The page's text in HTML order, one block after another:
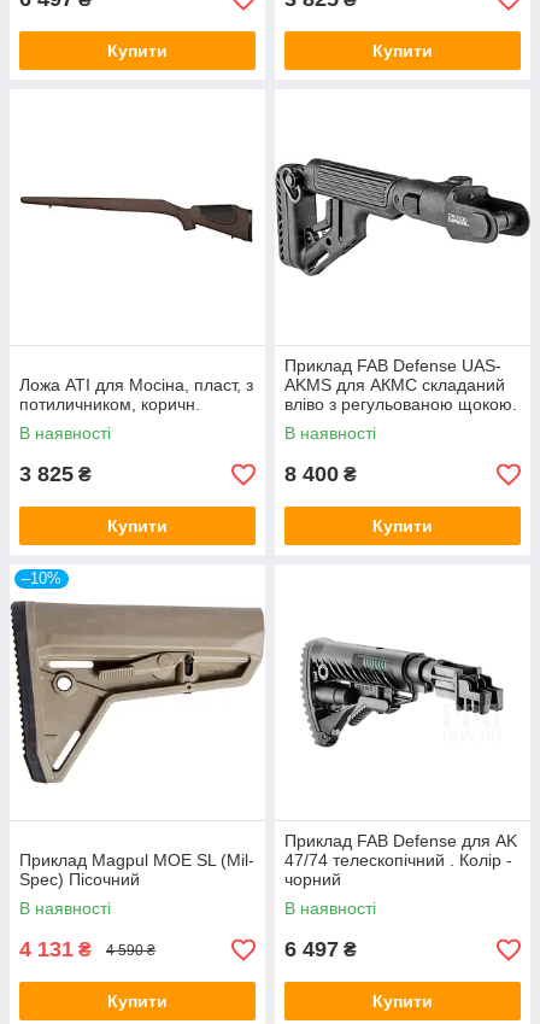
Купити Купити
Ложа ATI для Мосіна, пласт, з
потиличником, коричн.
В наявності
3 825 ₴
Купити
Приклад FAB Defense UAS-
AKMS для АКМС складаний
вліво з регульованою щокою.
Колір - чорний
В наявності
8 400 ₴
Купити
–10%
Приклад Magpul MOE SL (Mil-
Spec) Пісочний
В наявності
4 131 ₴ 4 590 ₴
Купити
Приклад FAB Defense для AK
47/74 телескопічний . Колір -
чорний
В наявності
6 497 ₴
Купити